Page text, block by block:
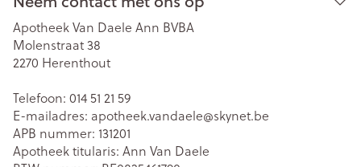
Apotheek Van Daele Ann BVBA
Molenstraat 38
2270 Herenthout
Telefoon: 014 51 21 59
E-mailadres: apotheek.vandaele@skynet.be
APB nummer: 131201
Apotheek titularis: Ann Van Daele